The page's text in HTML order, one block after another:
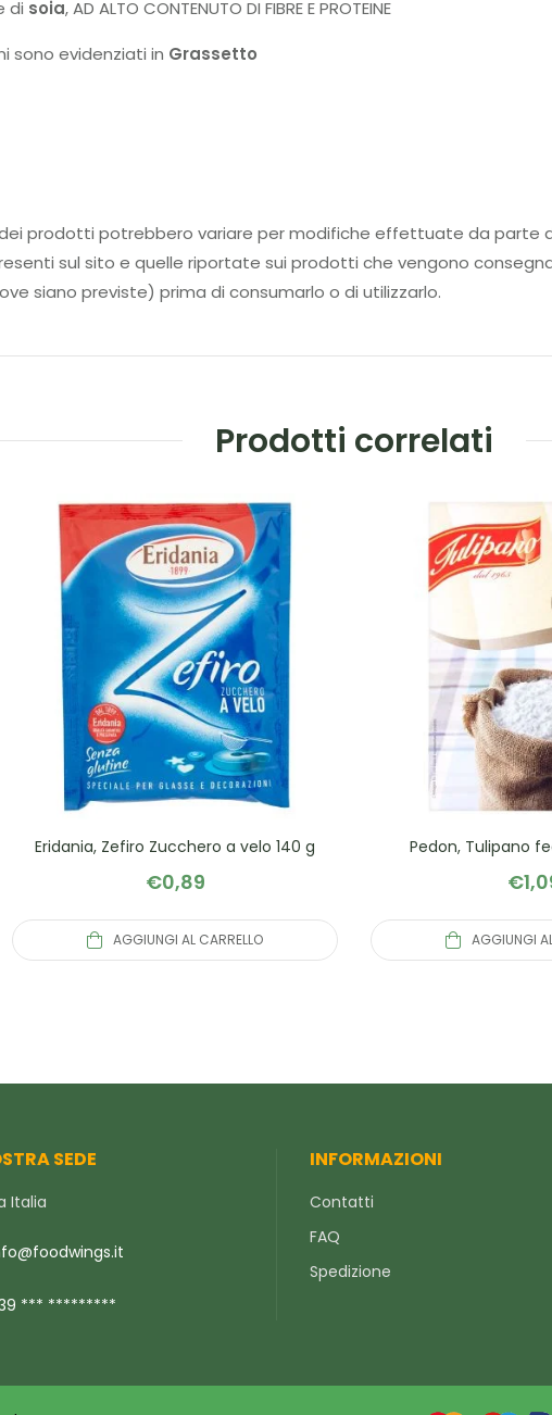
di soia, AD ALTO CONTENUTO DI FIBRE E PROTEINE
sono evidenziati in Grassetto
dei prodotti potrebbero variare per modifiche effettuate da
sul sito e quelle riportate sui prodotti che vengono
siano previste) prima di consumarlo o di utilizzarlo.
Prodotti correlati
Eridania, Zefiro Zucchero a velo 140 g
€0,89
AGGIUNGI AL CARRELLO
Pedon, Tulipano
€
AGGIUNGI
SEDE
Italia
*** *********
INFORMAZIONI
Contatti
FAQ
Spedizione